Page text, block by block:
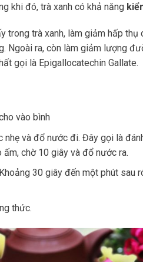
khi đó, trà xanh có khả năng
trong trà xanh, làm giảm hấp thụ
Ngoài ra, còn làm giảm lượng
gọi là Epigallocatechin Gallate.
vào bình
nhẹ và đổ nước đi. Đây gọi là
chờ 10 giây và đổ nước ra.
30 giây đến một phút sau
thức.